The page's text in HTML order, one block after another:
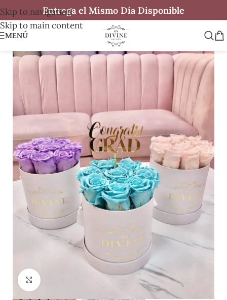
Skip to navigation
Skip to main content
Entrega el Mismo Día Disponible
MENÚ
Clic para ampliar